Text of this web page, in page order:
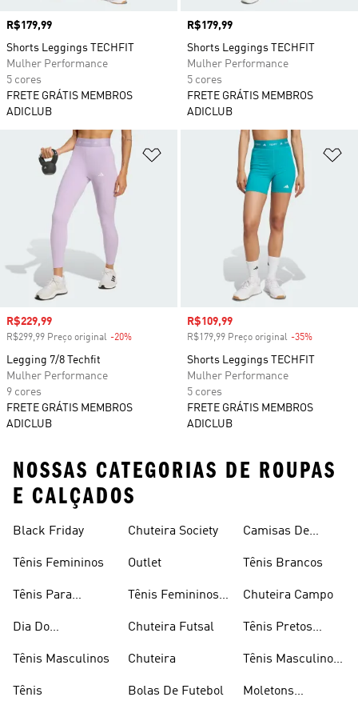
Preço
R$179,99
Shorts Leggings TECHFIT
Mulher Performance
5 cores
FRETE GRÁTIS MEMBROS
ADICLUB
Preço
R$179,99
Shorts Leggings TECHFIT
Mulher Performance
5 cores
FRETE GRÁTIS MEMBROS
ADICLUB
Adicionar à Lista de Desejos
Preço com desconto
R$229,99
R$299,99 Preço original -20%
Legging 7/8 Techfit
Mulher Performance
9 cores
FRETE GRÁTIS MEMBROS
ADICLUB
Preço com desconto
R$109,99
R$179,99 Preço original -35%
Shorts Leggings TECHFIT
Mulher Performance
5 cores
FRETE GRÁTIS MEMBROS
ADICLUB
NOSSAS CATEGORIAS DE ROUPAS
E CALÇADOS
Black Friday
Tênis Femininos
Tênis Para
Dia Do
Tênis Masculinos
Tênis
Chuteira Society
Outlet
Tênis Femininos
Chuteira Futsal
Chuteira
Bolas De Futebol
Camisas De
Tênis Brancos
Chuteira Campo
Tênis Pretos
Tênis Masculino
Moletons